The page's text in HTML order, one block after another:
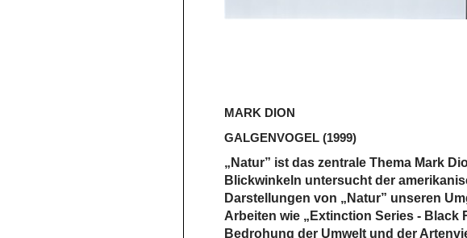
MARK DION
GALGENVOGEL (1999)
„Natur” ist das zentrale Thema Mark
Blickwinkeln untersucht der
Darstellungen von „Natur” unseren
Arbeiten wie „Extinction Series - Black
Bedrohung der Umwelt und der